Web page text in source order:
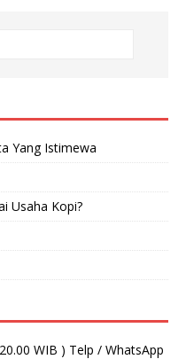
Yang Istimewa
Usaha Kopi?
WIB ) Telp / WhatsApp